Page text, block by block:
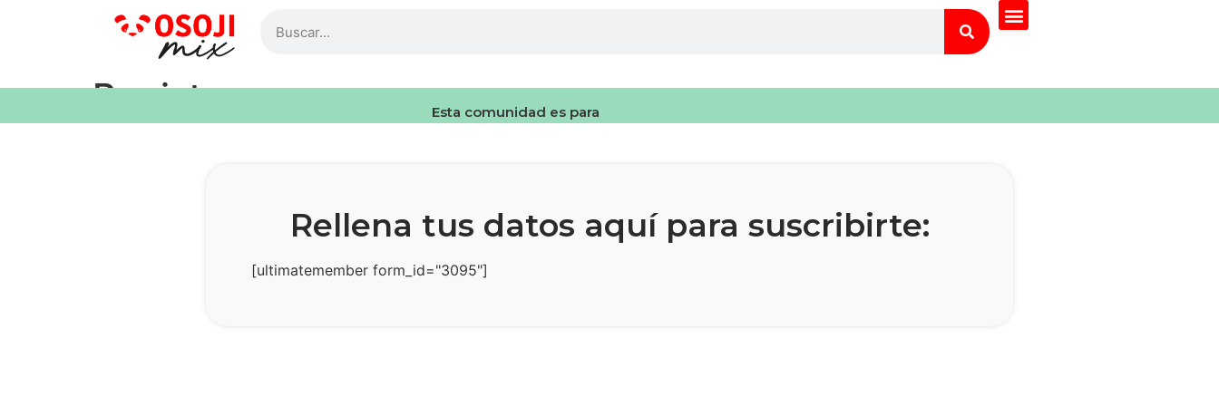
Registro Esta comunidad es para
Rellena tus datos aquí para suscribirte:
[ultimatemember form_id="3095"]